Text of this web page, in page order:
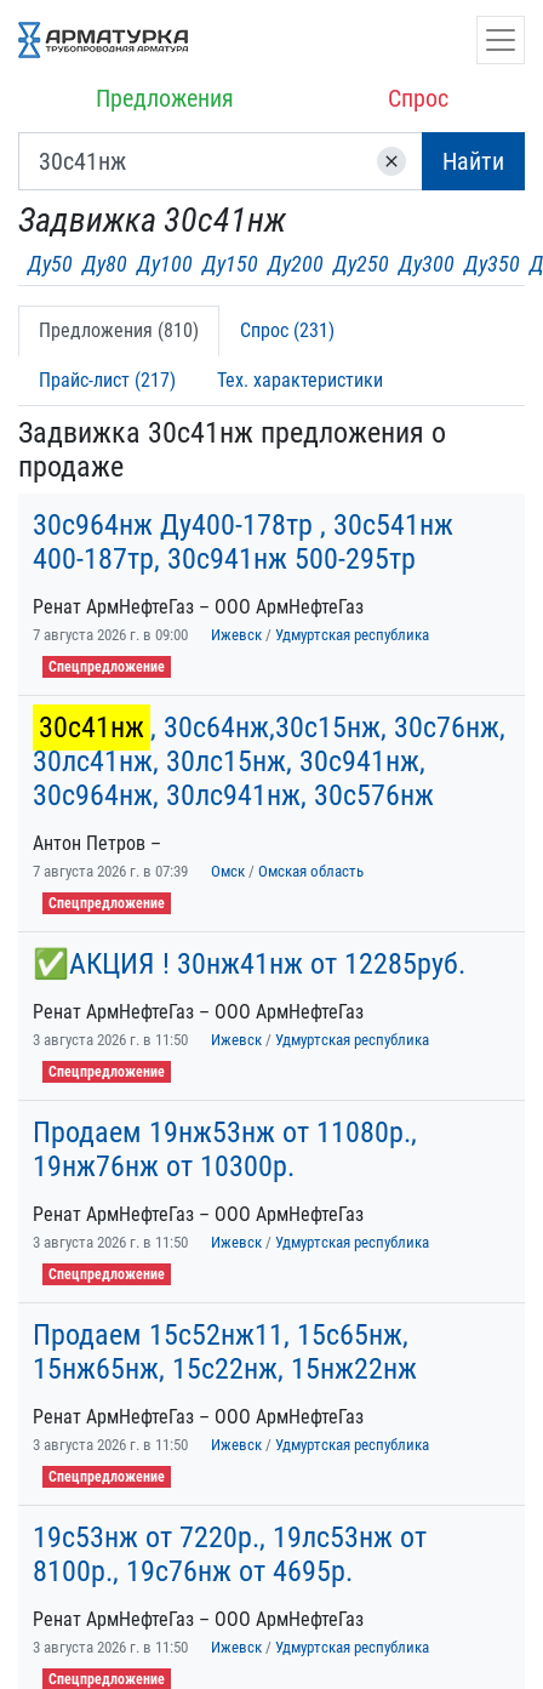
Предложения Спрос
clear Найти
Задвижка 30с41нж
Ду50 Ду80 Ду100 Ду150 Ду200 Ду250 Ду300 Ду350
Предложения (810) Спрос (231)
Прайс-лист (217) Тех. характеристики
Задвижка 30с41нж предложения о
продаже
30с964нж Ду400-178тр , 30с541нж
400-187тр, 30с941нж 500-295тр
Ренат АрмНефтеГаз – ООО АрмНефтеГаз
7 августа 2026 г. в 09:00 Ижевск / Удмуртская республика
Спецпредложение
30с41нж , 30с64нж,30с15нж, 30с76нж,
30лс41нж, 30лс15нж, 30с941нж,
30с964нж, 30лс941нж, 30с576нж
Антон Петров –
7 августа 2026 г. в 07:39 Омск / Омская область
Спецпредложение
✅АКЦИЯ ! 30нж41нж от 12285руб.
Ренат АрмНефтеГаз – ООО АрмНефтеГаз
3 августа 2026 г. в 11:50 Ижевск / Удмуртская республика
Спецпредложение
Продаем 19нж53нж от 11080р.,
19нж76нж от 10300р.
Ренат АрмНефтеГаз – ООО АрмНефтеГаз
3 августа 2026 г. в 11:50 Ижевск / Удмуртская республика
Спецпредложение
Продаем 15с52нж11, 15с65нж,
15нж65нж, 15с22нж, 15нж22нж
Ренат АрмНефтеГаз – ООО АрмНефтеГаз
3 августа 2026 г. в 11:50 Ижевск / Удмуртская республика
Спецпредложение
19с53нж от 7220р., 19лс53нж от
8100р., 19с76нж от 4695р.
Ренат АрмНефтеГаз – ООО АрмНефтеГаз
3 августа 2026 г. в 11:50 Ижевск / Удмуртская республика
Спецпредложение